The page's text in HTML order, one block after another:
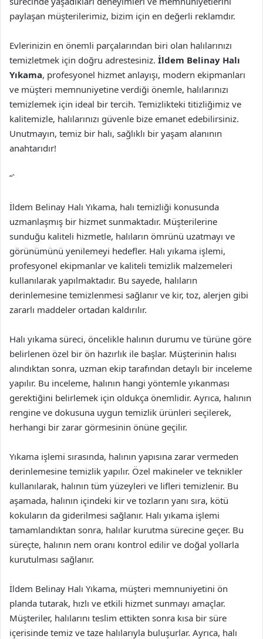
paylaşan müşterilerimiz, bizim için en değerli reklamdır.
Evlerinizin en önemli parçalarından biri olan halılarınızı
temizletmek için doğru adrestesiniz. İldem Belinay Halı
Yıkama, profesyonel hizmet anlayışı, modern ekipmanları
ve müşteri memnuniyetine verdiği önemle, halılarınızı
temizlemek için ideal bir tercih. Temizlikteki titizliğimiz ve
kalitemizle, halılarınızı güvenle bize emanet edebilirsiniz.
Unutmayın, temiz bir halı, sağlıklı bir yaşam alanının
anahtarıdır!
“`
İldem Belinay Halı Yıkama, halı temizliği konusunda
uzmanlaşmış bir hizmet sunmaktadır. Müşterilerine
sunduğu kaliteli hizmetle, halıların ömrünü uzatmayı ve
görünümünü yenilemeyi hedefler. Halı yıkama işlemi,
profesyonel ekipmanlar ve kaliteli temizlik malzemeleri
kullanılarak yapılmaktadır. Bu sayede, halıların
derinlemesine temizlenmesi sağlanır ve kir, toz, alerjen gibi
zararlı maddeler ortadan kaldırılır.
Halı yıkama süreci, öncelikle halının durumu ve türüne göre
belirlenen özel bir ön hazırlık ile başlar. Müşterinin halısı
alındıktan sonra, uzman ekip tarafından detaylı bir inceleme
yapılır. Bu inceleme, halının hangi yöntemle yıkanması
gerektiğini belirlemek için oldukça önemlidir. Ayrıca, halının
rengine ve dokusuna uygun temizlik ürünleri seçilerek,
herhangi bir zarar görmesinin önüne geçilir.
Yıkama işlemi sırasında, halının yapısına zarar vermeden
derinlemesine temizlik yapılır. Özel makineler ve teknikler
kullanılarak, halının tüm yüzeyleri ve lifleri temizlenir. Bu
aşamada, halının içindeki kir ve tozların yanı sıra, kötü
kokuların da giderilmesi sağlanır. Halı yıkama işlemi
tamamlandıktan sonra, halılar kurutma sürecine geçer. Bu
süreçte, halının nem oranı kontrol edilir ve doğal yollarla
kurutulması sağlanır.
İldem Belinay Halı Yıkama, müşteri memnuniyetini ön
planda tutarak, hızlı ve etkili hizmet sunmayı amaçlar.
Müşteriler, halılarını teslim ettikten sonra kısa bir süre
içerisinde temiz ve taze halılarıyla buluşurlar. Ayrıca, halı